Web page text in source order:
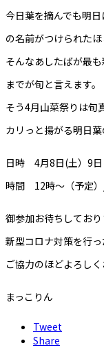
今日葉を摘んでも明
の名前がつけられたほ
そんなあしたばが最
までが旬と言えます。
そう4月山菜祭りは旬
カリっと揚がる明日
日時 4月8日(土）9日
時間 12時～（予定
御参加お待ちしており
新型コロナ対策を行っ
ご協力のほどよろしく
まっこりん
Tweet
Share